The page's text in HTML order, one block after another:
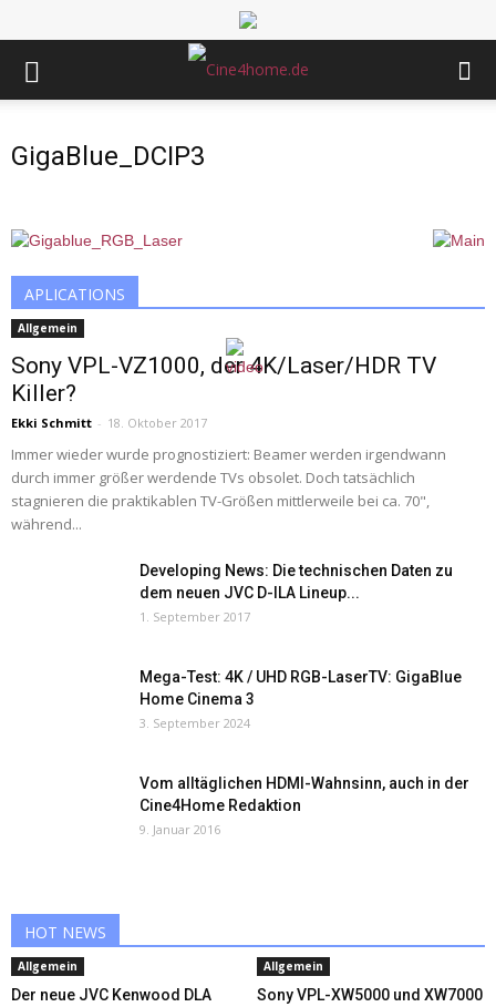
GigaBlue_DCIP3
APLICATIONS
Allgemein
Sony VPL-VZ1000, der 4K/Laser/HDR TV
Killer?
Ekki Schmitt - 18. Oktober 2017
Immer wieder wurde prognostiziert: Beamer werden irgendwann
durch immer größer werdende TVs obsolet. Doch tatsächlich
stagnieren die praktikablen TV-Größen mittlerweile bei ca. 70",
während...
Developing News: Die technischen Daten zu
dem neuen JVC D-ILA Lineup...
1. September 2017
Mega-Test: 4K / UHD RGB-LaserTV: GigaBlue
Home Cinema 3
3. September 2024
Vom alltäglichen HDMI-Wahnsinn, auch in der
Cine4Home Redaktion
9. Januar 2016
HOT NEWS
Allgemein
Der neue JVC Kenwood DLA
Allgemein
Sony VPL-XW5000 und XW7000